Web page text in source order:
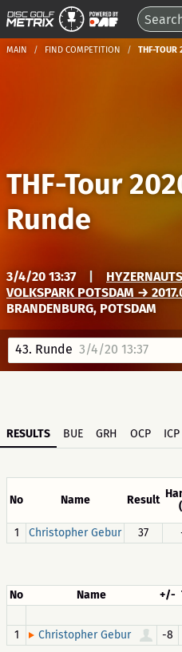
MAIN FIND COMPETITION THF-
THF-Tour
Runde
3/4/20 13:37
VOLKSPARK POTSDAM →
BRANDENBURG, POTSDAM
43. Runde 3/4/20 13:37
RESULTS BUE GRH OCP ICP
No Name Result
1
Christopher Gebur 37
No Name +/-
1
Christopher Gebur -8